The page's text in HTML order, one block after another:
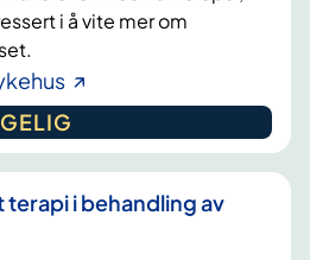
i å vite mer om
i behandling av